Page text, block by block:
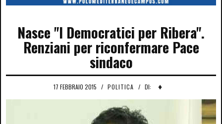
Nasce "I Democratici per Ribera".
Renziani per riconfermare Pace
sindaco
17 FEBBRAIO 2015 / POLITICA / DI: ♦